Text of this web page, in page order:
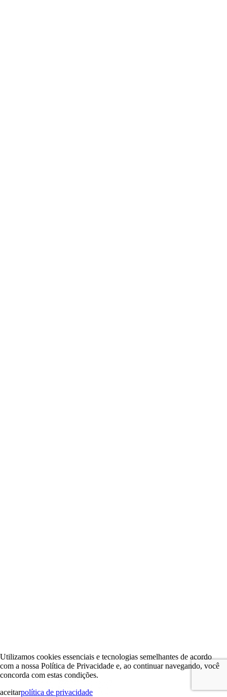
Utilizamos cookies essenciais e tecnologias semelhantes de acordo
com a nossa Política de Privacidade e, ao continuar navegando, você
concorda com estas condições.
aceitarpolítica de privacidade